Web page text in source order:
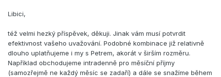
Libici,
též velmi hezký příspěvek, děkuji. Jinak vám musí potvrdit
efektivnost vašeho uvažování. Podobné kombinace již relativně
dlouho uplatňujeme i my s Petrem, akorát v širším rozměru.
Například obchodujeme intradenně pro měsíční příjmy
(samozřejmě ne každý měsíc se zadaří) a dále se snažíme během